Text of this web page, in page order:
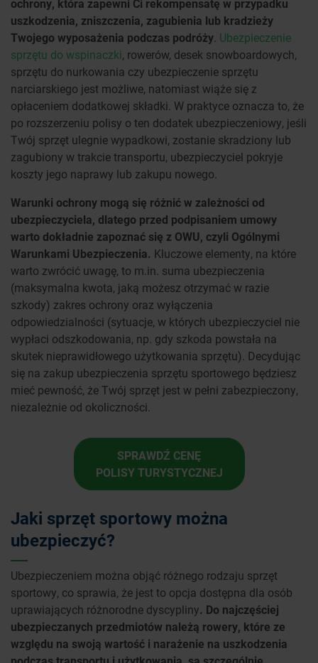
ochrony, która zapewni Ci rekompensatę w przypadku
uszkodzenia, zniszczenia, zagubienia lub kradzieży
Twojego wyposażenia podczas podróży. Ubezpieczenie
sprzętu do wspinaczki, rowerów, desek snowboardowych,
sprzętu do nurkowania czy ubezpieczenie sprzętu
narciarskiego jest możliwe, natomiast wiąże się z
opłaceniem dodatkowej składki. W praktyce oznacza to, że
po rozszerzeniu polisy o ten dodatek ubezpieczeniowy, jeśli
Twój sprzęt ulegnie wypadkowi, zostanie skradziony lub
zagubiony w trakcie transportu, ubezpieczyciel pokryje
koszty jego naprawy lub zakupu nowego.
Warunki ochrony mogą się różnić w zależności od
ubezpieczyciela, dlatego przed podpisaniem umowy
warto dokładnie zapoznać się z OWU, czyli Ogólnymi
Warunkami Ubezpieczenia. Kluczowe elementy, na które
warto zwrócić uwagę, to m.in. suma ubezpieczenia
(maksymalna kwota, jaką możesz otrzymać w razie
szkody) zakres ochrony oraz wyłączenia
odpowiedzialności (sytuacje, w których ubezpieczyciel nie
wypłaci odszkodowania, np. gdy szkoda powstała na
skutek nieprawidłowego użytkowania sprzętu). Decydując
się na zakup ubezpieczenia sprzętu sportowego będziesz
mieć pewność, że Twój sprzęt jest w pełni zabezpieczony,
niezależnie od okoliczności.
SPRAWDŹ CENĘ
POLISY TURYSTYCZNEJ
Jaki sprzęt sportowy można
ubezpieczyć?
Ubezpieczeniem można objąć różnego rodzaju sprzęt
sportowy, co sprawia, że jest to opcja dostępna dla osób
uprawiających różnorodne dyscypliny. Do najczęściej
ubezpieczanych przedmiotów należą rowery, które ze
względu na swoją wartość i narażenie na uszkodzenia